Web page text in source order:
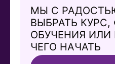
МЫ С
ВЫБРАТЬ
ОБУЧЕНИЯ
ЧЕГО НАЧАТЬ